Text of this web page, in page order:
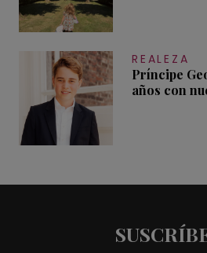
REALEZA
Príncipe
años con